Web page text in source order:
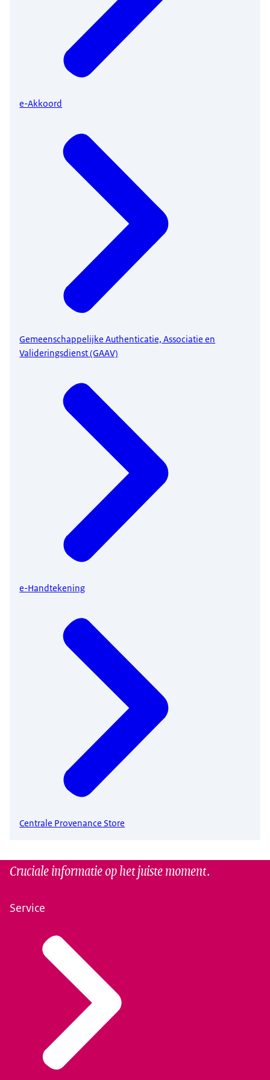
e-Akkoord
Gemeenschappelijke Authenticatie, Associatie en
Valideringsdienst (GAAV)
e-Handtekening
Centrale Provenance Store
Cruciale informatie op het juiste moment.
Service